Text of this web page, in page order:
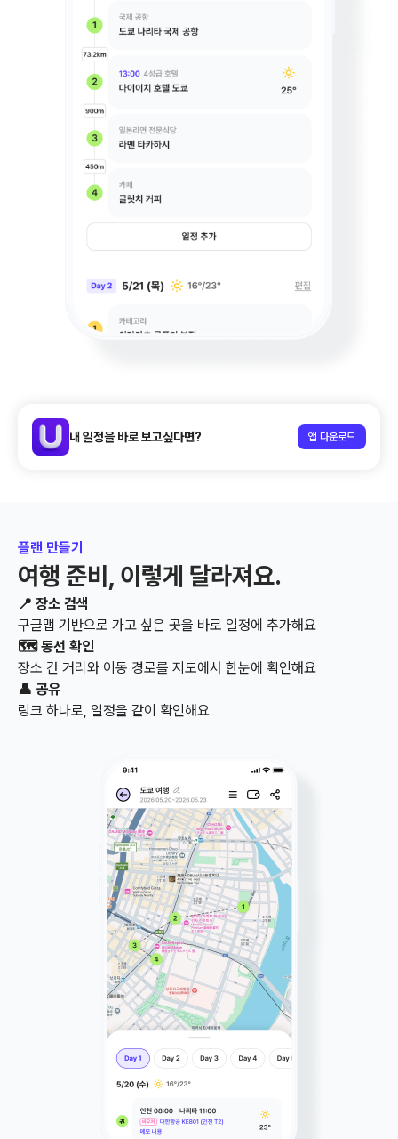
내 일정을 바로 보고싶다면? 앱 다운로드
플랜 만들기
여행 준비, 이렇게 달라져요.
📍 장소 검색
구글맵 기반으로 가고 싶은 곳을 바로 일정에 추가해요
🗺️ 동선 확인
장소 간 거리와 이동 경로를 지도에서 한눈에 확인해요
👤 공유
링크 하나로, 일정을 같이 확인해요